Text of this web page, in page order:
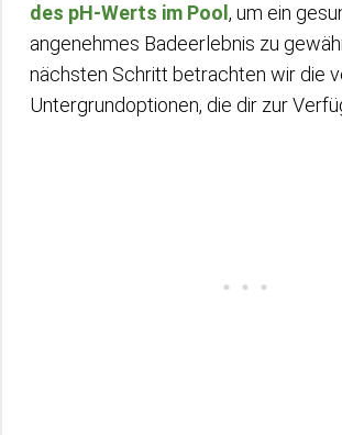
des pH-Werts im Pool , um ein
angenehmes Badeerlebnis zu
nächsten Schritt betrachten wir die
Untergrundoptionen, die dir zur